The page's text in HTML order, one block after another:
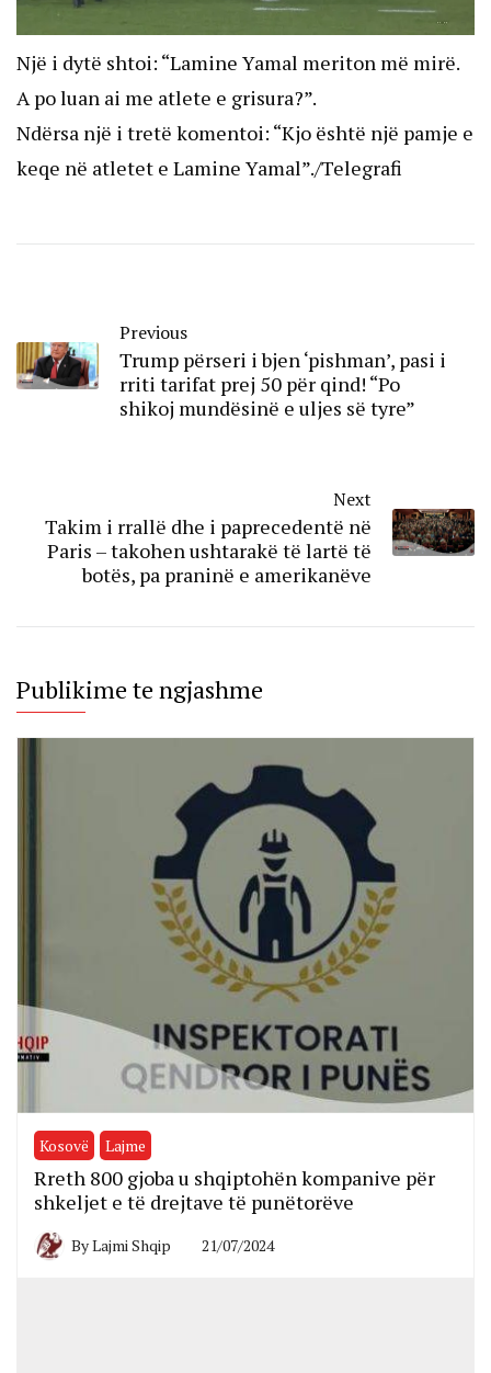
Një i dytë shtoi: “Lamine Yamal meriton më mirë.
A po luan ai me atlete e grisura?”.
Ndërsa një i tretë komentoi: “Kjo është një pamje e
keqe në atletet e Lamine Yamal”./Telegrafi
Previous
Trump përseri i bjen ‘pishman’, pasi i
rriti tarifat prej 50 për qind! “Po
shikoj mundësinë e uljes së tyre”
Next
Takim i rrallë dhe i paprecedentë në
Paris – takohen ushtarakë të lartë të
botës, pa praninë e amerikanëve
Publikime te ngjashme
Kosovë Lajme
Rreth 800 gjoba u shqiptohën kompanive për
shkeljet e të drejtave të punëtorëve
ByLajmi Shqip 21/07/2024